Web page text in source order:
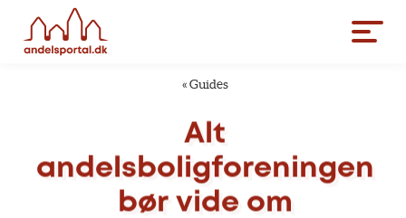
«Guides
Alt
andelsboligforeningen
bør vide om